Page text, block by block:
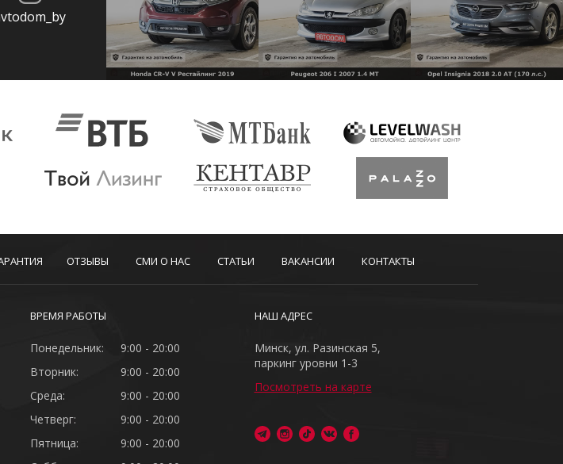
ОТЗЫВЫ СМИ О НАС СТАТЬИ ВАКАНСИИ КОНТАКТЫ
ВРЕМЯ РАБОТЫ
Понедельник:
9:00 - 20:00
Вторник:
9:00 - 20:00
Среда:
9:00 - 20:00
Четверг:
9:00 - 20:00
Пятница:
9:00 - 20:00
НАШ АДРЕС
Минск, ул. Разинская 5,
паркинг уровни 1-3
Посмотреть на карте